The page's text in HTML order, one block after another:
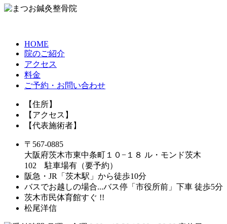
HOME
院のご紹介
アクセス
料金
ご予約・お問い合わせ
【住所】
【アクセス】
【代表施術者】
〒567-0885
大阪府茨木市東中条町１０−１８ ル・モンド茨木
102 駐車場有（要予約）
阪急・JR「茨木駅」から徒歩10分
バスでお越しの場合...バス停「市役所前」下車 徒歩5分
茨木市民体育館すぐ !!
松尾洋信